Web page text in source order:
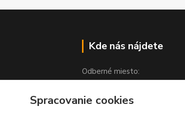
Kde nás nájdete
Odberné miesto:
Partizánska 1608
Spracovanie cookies